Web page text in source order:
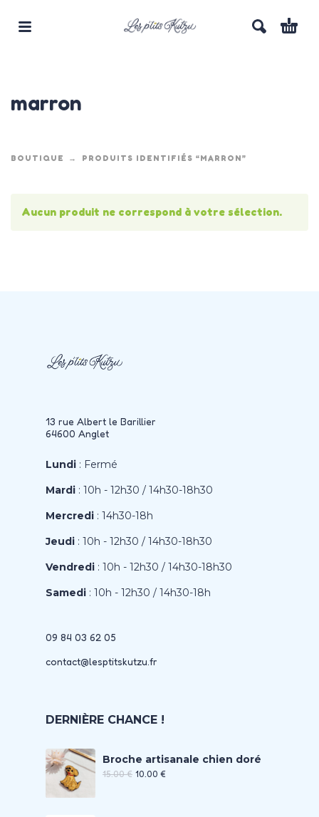
marron
BOUTIQUE PRODUITS IDENTIFIÉS “MARRON”
Aucun produit ne correspond à votre sélection.
13 rue Albert le Barillier
64600 Anglet
Lundi : Fermé
Mardi : 10h - 12h30 / 14h30-18h30
Mercredi : 14h30-18h
Jeudi : 10h - 12h30 / 14h30-18h30
Vendredi : 10h - 12h30 / 14h30-18h30
Samedi : 10h - 12h30 / 14h30-18h
09 84 03 62 05
contact@lesptitskutzu.fr
DERNIÈRE CHANCE !
Broche artisanale chien doré
15.00€ 10.00 €